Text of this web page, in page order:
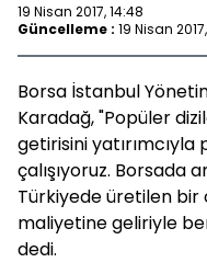
19 Nisan 2017, 14:48
Güncelleme : 19 Nisan
Borsa İstanbul
Karadağ, "Popüler
getirisini
çalışıyoruz. Borsada
Türkiyede üretilen
maliyetine geliriyle
dedi.